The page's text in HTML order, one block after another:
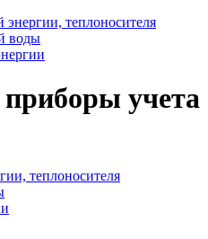
теплоносителя
воды
учета
теплоносителя